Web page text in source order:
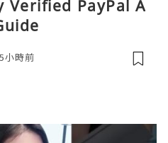
Verified PayPal A
5小時前